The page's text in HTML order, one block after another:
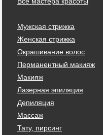
Мужская стрижка
Женская стрижка
Окрашивание волос
Перманентный макияж
Макияж
Лазерная эпиляция
Депиляция
Массаж
Тату, пирсинг